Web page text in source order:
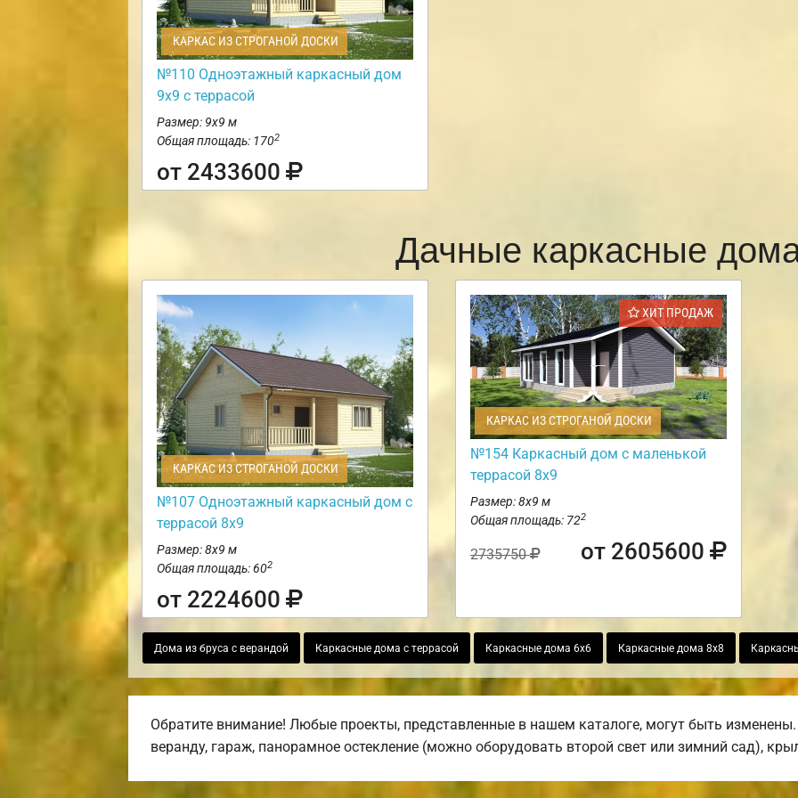
КАРКАС ИЗ СТРОГАНОЙ ДОСКИ
№110 Одноэтажный каркасный дом
9х9 с террасой
Размер: 9х9 м
Общая площадь: 1702
от 2433600
Дачные каркасные
КАРКАС ИЗ СТРОГАНОЙ ДОСКИ
№107 Одноэтажный каркасный дом с
террасой 8х9
Размер: 8х9 м
Общая площадь: 602
от 2224600
ХИТ ПРОДАЖ
КАРКАС ИЗ СТРОГАНОЙ ДОСКИ
№154 Каркасный дом с маленькой
террасой 8х9
Размер: 8х9 м
Общая площадь: 722
2735750 от 2605600
Дома из бруса с верандой Каркасные дома с террасой Каркасные дома 6х6 Каркасные дома 8х8
Обратите внимание! Любые проекты, представленные в нашем каталоге, могут быть
веранду, гараж, панорамное остекление (можно оборудовать второй свет или зимний сад),